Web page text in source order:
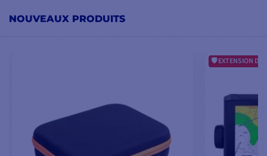
NOUVEAUX PRODUITS
EXTENSION DE